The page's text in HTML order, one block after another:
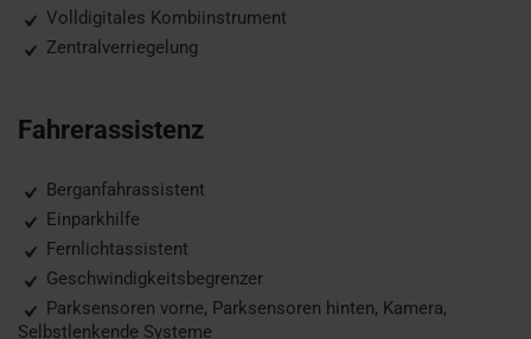
Volldigitales Kombiinstrument
Zentralverriegelung
Fahrerassistenz
Berganfahrassistent
Einparkhilfe
Fernlichtassistent
Geschwindigkeitsbegrenzer
Parksensoren vorne, Parksensoren hinten, Kamera,
Selbstlenkende Systeme